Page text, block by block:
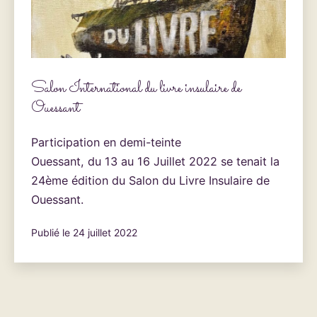
Salon International du livre insulaire de
Ouessant
Participation en demi-teinte
Ouessant, du 13 au 16 Juillet 2022 se tenait la
24ème édition du Salon du Livre Insulaire de
Ouessant.
Publié le 24 juillet 2022